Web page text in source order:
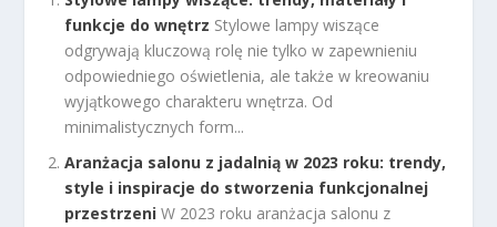
funkcje do wnętrz Stylowe lampy wiszące
odgrywają kluczową rolę nie tylko w zapewnieniu
odpowiedniego oświetlenia, ale także w kreowaniu
wyjątkowego charakteru wnętrza. Od
minimalistycznych form...
Aranżacja salonu z jadalnią w 2023 roku: trendy,
style i inspiracje do stworzenia funkcjonalnej
przestrzeni W 2023 roku aranżacja salonu z